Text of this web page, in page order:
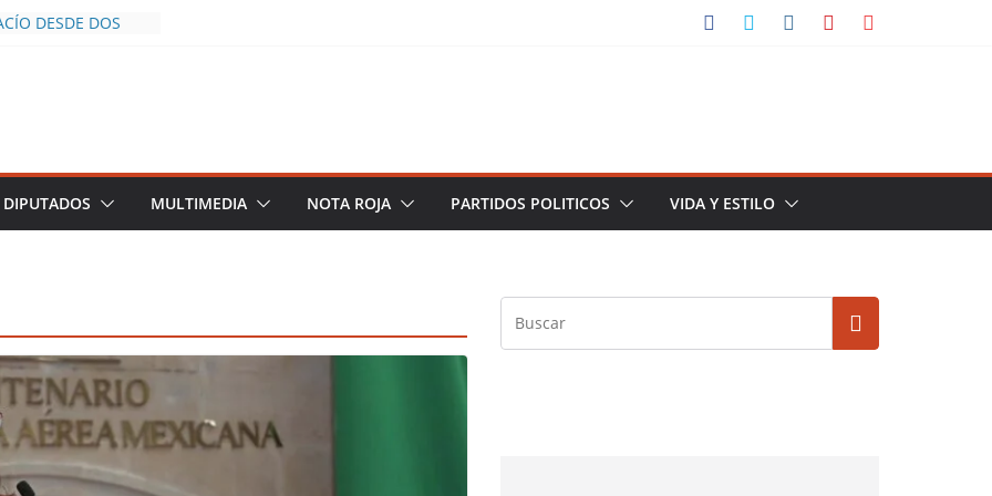
DESDE DOS
AL INFLUENCER
DURANTE
VIVO EN
DESCIENDE A LAS
Y TERMINA
DEL PLAN
DIPUTADOS MULTIMEDIA NOTA ROJA PARTIDOS POLITICOS VIDA Y ESTILO